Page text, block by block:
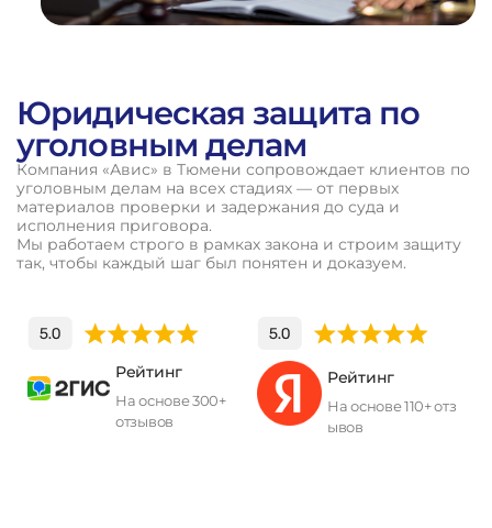
Юридическая защита по
уголовным делам
Компания «Авис» в Тюмени сопровождает клиентов по
уголовным делам на всех стадиях — от первых
материалов проверки и задержания до суда и
исполнения приговора.
Мы работаем строго в рамках закона и строим защиту
так, чтобы каждый шаг был понятен и доказуем.
Рейтинг
На основе 300+
отзывов
Рейтинг
На основе 110+ отз
ывов